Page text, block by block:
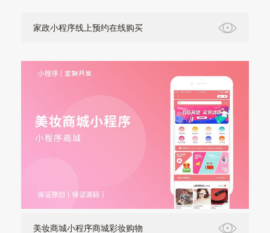
家政小程序线上预约在线购买
美妆商城小程序商城彩妆购物